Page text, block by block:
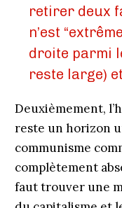
retirer deux
n’est
droite parmi
reste large)
Deuxièmement,
reste un horizon
communisme
complètement
faut trouver une